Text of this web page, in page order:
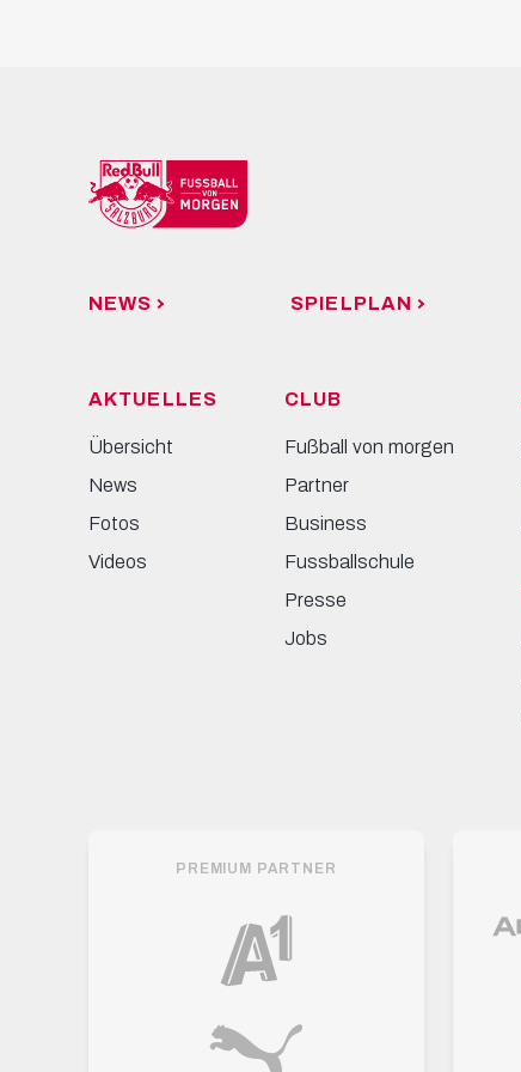
NEWS SPIELPLAN
AKTUELLES
Übersicht
News
Fotos
Videos
CLUB
Fußball von morgen
Partner
Business
Fussballschule
Presse
Jobs
PREMIUM PARTNER